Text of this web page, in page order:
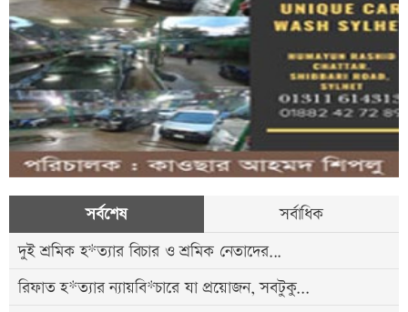
সর্বশেষ
সর্বাধিক
দুই শ্রমিক হ*ত্যার বিচার ও শ্রমিক নেতাদের...
রিফাত হ*ত্যার ন্যায়বি*চারে যা প্রয়োজন, সবটুকু...